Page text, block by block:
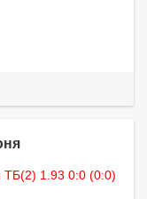
1.93 0:0 (0:0)